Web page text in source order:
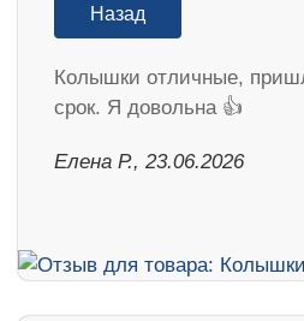
Назад
Колышки отличные,
срок. Я довольна 👍
Елена Р., 23.06.2026